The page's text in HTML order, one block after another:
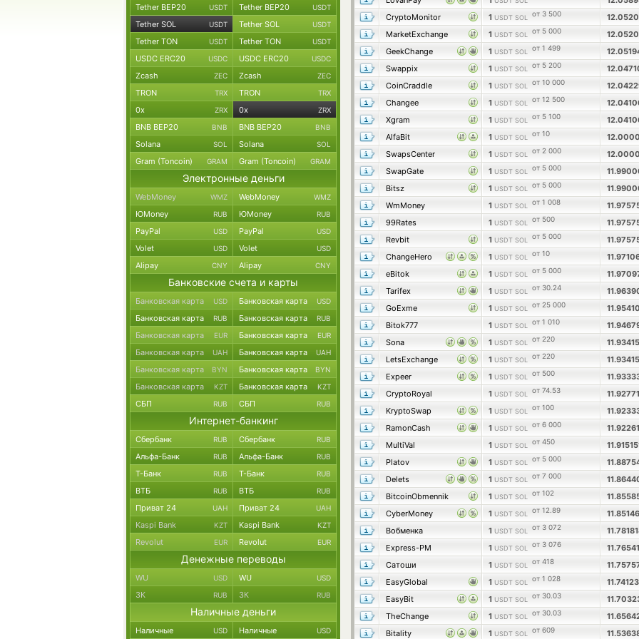
CryptoMonitor
1 USDT SOL от 3 500
MarketExchange
1 USDT SOL от 5 000
GeekChange
1 USDT SOL от 1 499
Swappix
1 USDT SOL от 5 200
CoinCraddle
1 USDT SOL от 10 000
Changee
1 USDT SOL от 12 500
Xgram
1 USDT SOL от 5 100
AlfaBit
1 USDT SOL от 10
SwapsCenter
1 USDT SOL от 2 000
SwapGate
1 USDT SOL от 5 000
Bitsz
1 USDT SOL от 5 000
WmMoney
1 USDT SOL от 1 008
99Rates
1 USDT SOL от 500
Revbit
1 USDT SOL от 5 000
ChangeHero
1 USDT SOL от 10
eBitok
1 USDT SOL от 5 000
Tarifex
1 USDT SOL от 30.24
GoExme
1 USDT SOL от 25 000
Bitok777
1 USDT SOL от 1 010
Sona
1 USDT SOL от 220
LetsExchange
1 USDT SOL от 220
Expeer
1 USDT SOL от 500
CryptoRoyal
1 USDT SOL от 74.53
KryptoSwap
1 USDT SOL от 100
RamonCash
1 USDT SOL от 6 000
MultiVal
1 USDT SOL от 450
Platov
1 USDT SOL от 5 000
Delets
1 USDT SOL от 7 000
BitcoinObmennik
1 USDT SOL от 102
CyberMoney
1 USDT SOL от 12.89
Вобменка
1 USDT SOL от 3 072
Express-PM
1 USDT SOL от 3 076
Сатоши
1 USDT SOL от 418
EasyGlobal
1 USDT SOL от 1 028
EasyBit
1 USDT SOL от 30.03
TheChange
1 USDT SOL от 30.03
Bitality
1 USDT SOL от 609
Tether BEP20 USDT Tether BEP20 USDT
Tether SOL USDT Tether SOL USDT
Tether TON USDT Tether TON USDT
USDC ERC20 USDC USDC ERC20 USDC
Zcash ZEC Zcash ZEC
TRON TRX TRON TRX
0x ZRX 0x ZRX
BNB BEP20 BNB BNB BEP20 BNB
Solana SOL Solana SOL
Gram (Toncoin) GRAM Gram (Toncoin) GRAM
Электронные деньги
WebMoney WMZ WebMoney WMZ
ЮMoney RUB ЮMoney RUB
PayPal USD PayPal USD
Volet USD Volet USD
Alipay CNY Alipay CNY
Банковские счета и карты
Банковская карта USD Банковская карта USD
Банковская карта RUB Банковская карта RUB
Банковская карта EUR Банковская карта EUR
Банковская карта UAH Банковская карта UAH
Банковская карта BYN Банковская карта BYN
Банковская карта KZT Банковская карта KZT
СБП RUB СБП RUB
Интернет-банкинг
Сбербанк RUB Сбербанк RUB
Альфа-Банк RUB Альфа-Банк RUB
Т-Банк RUB Т-Банк RUB
ВТБ RUB ВТБ RUB
Приват 24 UAH Приват 24 UAH
Kaspi Bank KZT Kaspi Bank KZT
Revolut EUR Revolut EUR
Денежные переводы
WU USD WU USD
ЗК RUB ЗК RUB
Наличные деньги
Наличные USD Наличные USD